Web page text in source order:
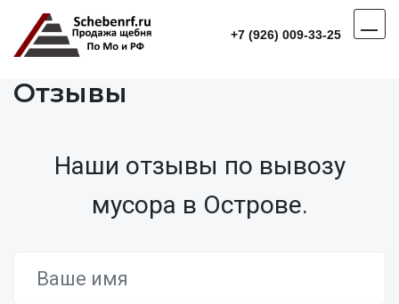
+7 (926) 009-33-25
Отзывы
Наши отзывы по вывозу
мусора в Острове.